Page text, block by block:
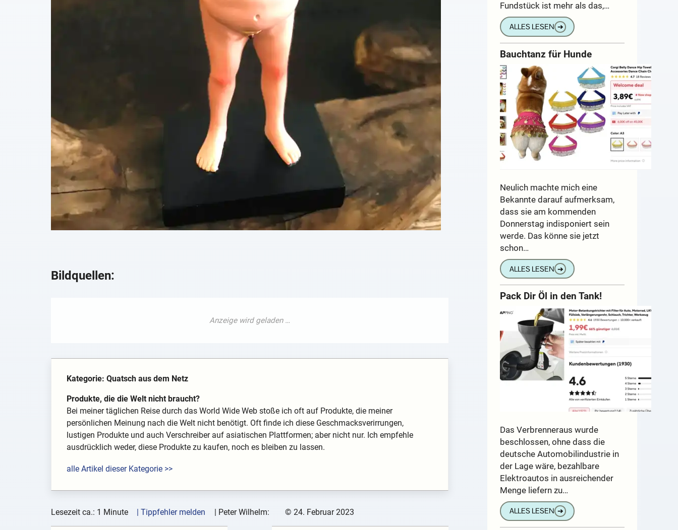
Bildquellen:
Kategorie: Quatsch aus dem Netz
Produkte, die die Welt nicht braucht?
Bei meiner täglichen Reise durch das World Wide Web stoße ich oft auf Produkte, die meiner
persönlichen Meinung nach die Welt nicht benötigt. Oft finde ich diese Geschmacksverirrungen,
lustigen Produkte und auch Verschreiber auf asiatischen Plattformen; aber nicht nur. Ich empfehle
ausdrücklich weder, diese Produkte zu kaufen, noch es bleiben zu lassen.
alle Artikel dieser Kategorie >>
Lesezeit ca.: 1 Minute | Tippfehler melden Peter Wilhelm: © 24. Februar 2023
Fundstück ist mehr als das,…
ALLES LESEN ➔
Bauchtanz für Hunde
Neulich machte mich eine
Bekannte darauf aufmerksam,
dass sie am kommenden
Donnerstag indisponiert sein
werde. Das könne sie jetzt
schon…
ALLES LESEN ➔
Pack Dir Öl in den Tank!
Das Verbrenneraus wurde
beschlossen, ohne dass die
deutsche Automobilindustrie in
der Lage wäre, bezahlbare
Elektroautos in ausreichender
Menge liefern zu…
ALLES LESEN ➔